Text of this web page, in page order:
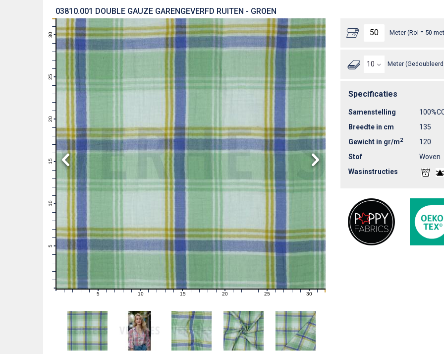
DOUBLE GAUZE GARENGEVERFD RUITEN - GROEN
03810.001
0
6
10
11
12
13
14
15
16
17
18
19
20
21
22
23
24
25
26
27
28
29
30
0 1 2 3 4 6 7 8 9 10 11 12 13 14 15 16 17 18 19 20 21 22 23 24 25 26 27 28 29 30 31
Meter (Rol = 50
Meter
Specificaties
Samenstelling
Breedte in cm
135
Gewicht in gr/m2
120
Stof
Woven
Wasinstructies